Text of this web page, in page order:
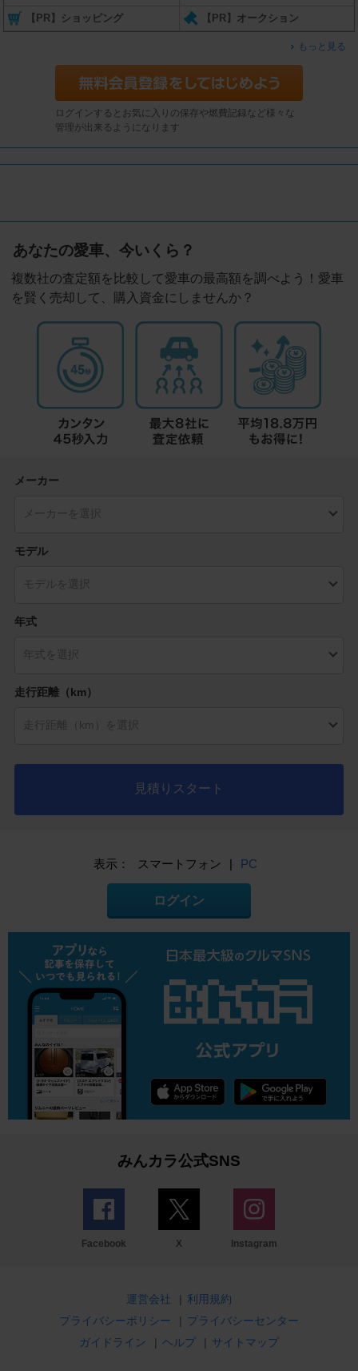
【PR】ショッピング 【PR】オークション
もっと見る
ログインするとお気に入りの保存や燃費記録など様々な
管理が出来るようになります
あなたの愛車、今いくら？
複数社の査定額を比較して愛車の最高額を調べよう！愛車
を賢く売却して、購入資金にしませんか？
メーカー
モデル
年式
走行距離（km）
見積りスタート
表示： スマートフォン | PC
ログイン
みんカラ公式SNS
Facebook X Instagram
運営会社 | 利用規約
プライバシーポリシー
| プライバシーセンター
ガイドライン
| ヘルプ | サイトマップ